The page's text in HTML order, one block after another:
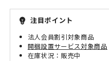
emoji_objects 注目ポイント
法人会員割引対象商品
開梱設置サービス対象商品
販売中